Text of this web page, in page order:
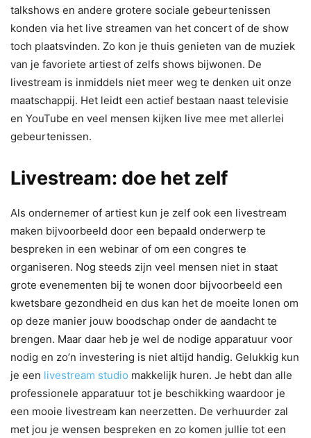
talkshows en andere grotere sociale gebeurtenissen
konden via het live streamen van het concert of de show
toch plaatsvinden. Zo kon je thuis genieten van de muziek
van je favoriete artiest of zelfs shows bijwonen. De
livestream is inmiddels niet meer weg te denken uit onze
maatschappij. Het leidt een actief bestaan naast televisie
en YouTube en veel mensen kijken live mee met allerlei
gebeurtenissen.
Livestream: doe het zelf
Als ondernemer of artiest kun je zelf ook een livestream
maken bijvoorbeeld door een bepaald onderwerp te
bespreken in een webinar of om een congres te
organiseren. Nog steeds zijn veel mensen niet in staat
grote evenementen bij te wonen door bijvoorbeeld een
kwetsbare gezondheid en dus kan het de moeite lonen om
op deze manier jouw boodschap onder de aandacht te
brengen. Maar daar heb je wel de nodige apparatuur voor
nodig en zo’n investering is niet altijd handig. Gelukkig kun
je een livestream studio makkelijk huren. Je hebt dan alle
professionele apparatuur tot je beschikking waardoor je
een mooie livestream kan neerzetten. De verhuurder zal
met jou je wensen bespreken en zo komen jullie tot een